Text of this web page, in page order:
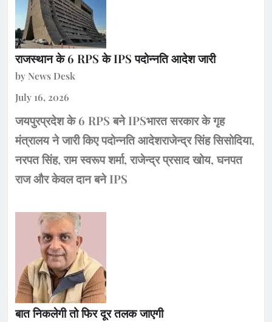
राजस्थान के 6 RPS के IPS पदोन्नति आदेश जारी
by News Desk
July 16, 2026
जयपुरप्रदेश के 6 RPS बने IPSभारत सरकार के गृह
मंत्रालय ने जारी किए पदोन्नति आदेशराजेन्द्र सिंह सिसोदिया,
नरपत सिंह, राम स्वरूप शर्मा, राजेन्द्र प्रसाद खोय, घनपत
राज और केवल दान बने IPS
बात निकलेगी तो फिर दूर तलक जाएगी